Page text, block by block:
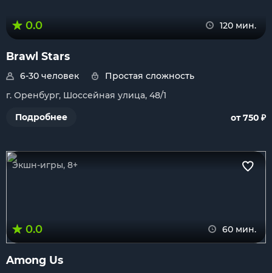
0.0 120 мин.
Brawl Stars
6-30 человек
Простая сложность
г. Оренбург, Шоссейная улица, 48/1
Подробнее
от 750 ₽
Экшн-игры, 8+
0.0 60 мин.
Among Us